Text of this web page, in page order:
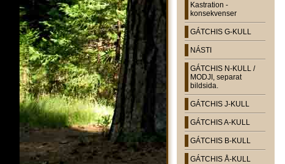
Kastration -
konsekvenser
GÁTCHIS G-KULL
NÁSTI
GÁTCHIS N-KULL /
MODJI, separat
bildsida.
GÁTCHIS J-KULL
GÁTCHIS A-KULL
GÁTCHIS B-KULL
GÁTCHIS Å-KULL